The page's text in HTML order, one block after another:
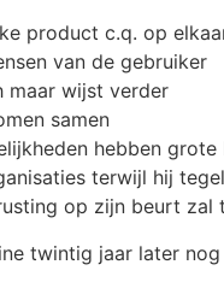
product c.q. op
van de gebruiker
maar wijst verder
samen
hebben
terwijl hij
op zijn beurt zal
twintig jaar later